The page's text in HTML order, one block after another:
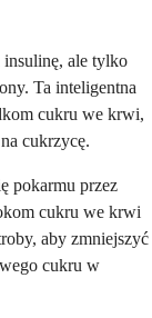
insulinę, ale tylko
Ta inteligentna
cukru we krwi,
cukrzycę.
pokarmu przez
cukru we krwi
aby zmniejszyć
cukru w